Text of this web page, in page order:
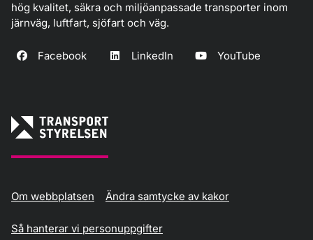
hög kvalitet, säkra och miljöanpassade transporter inom
järnväg, luftfart, sjöfart och väg.
Facebook LinkedIn YouTube
Om webbplatsen Ändra samtycke av kakor
Så hanterar vi personuppgifter